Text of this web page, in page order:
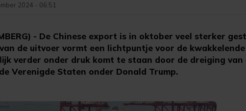
- De Chinese export is in oktober veel sterker
de uitvoer vormt een lichtpuntje voor de kwakkelende
verder onder druk komt te staan door de dreiging van
Verenigde Staten onder Donald Trump.
2024 - 06:51